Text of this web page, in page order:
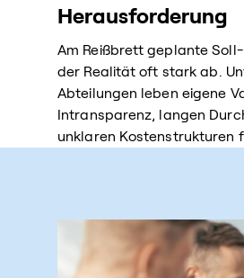
Herausforderung
Am Reißbrett geplante
der Realität oft stark ab.
Abteilungen leben eigene
Intransparenz, langen
unklaren Kostenstrukturen